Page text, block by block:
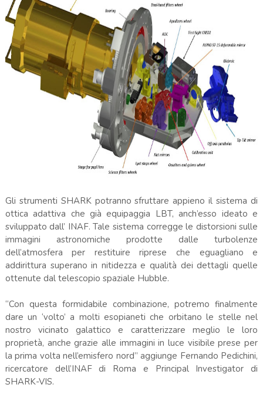
Gli strumenti SHARK potranno sfruttare appieno il sistema di
ottica adattiva che già equipaggia LBT, anch’esso ideato e
sviluppato dall’ INAF. Tale sistema corregge le distorsioni sulle
immagini astronomiche prodotte dalle turbolenze
dell’atmosfera per restituire riprese che eguagliano e
addirittura superano in nitidezza e qualità dei dettagli quelle
ottenute dal telescopio spaziale Hubble.
“Con questa formidabile combinazione, potremo finalmente
dare un ‘volto’ a molti esopianeti che orbitano le stelle nel
nostro vicinato galattico e caratterizzare meglio le loro
proprietà, anche grazie alle immagini in luce visibile prese per
la prima volta nell’emisfero nord” aggiunge Fernando Pedichini,
ricercatore dell’INAF di Roma e Principal Investigator di
SHARK-VIS.